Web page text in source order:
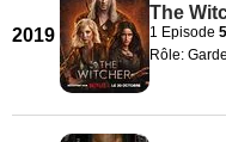
2019
The
1 Episode 5
Rôle: